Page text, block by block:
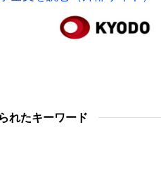
れたキーワード